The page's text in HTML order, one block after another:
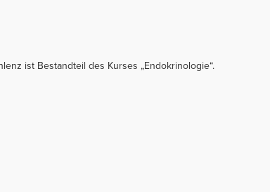
ist Bestandteil des Kurses „Endokrinologie“.